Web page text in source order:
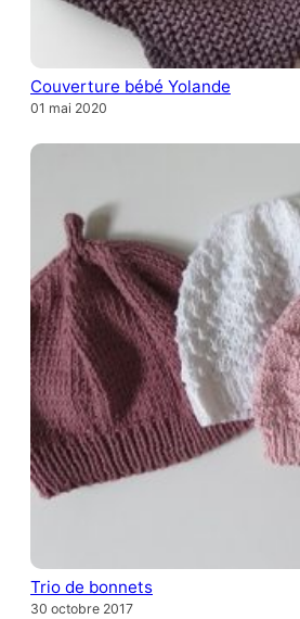
Couverture bébé Yolande
01 mai 2020
Trio de bonnets
30 octobre 2017